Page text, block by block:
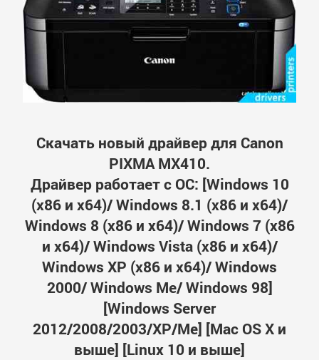
Скачать новый драйвер для Canon
PIXMA MX410.
Драйвер работает с ОС: [Windows 10
(x86 и x64)/ Windows 8.1 (x86 и x64)/
Windows 8 (x86 и x64)/ Windows 7 (x86
и x64)/ Windows Vista (x86 и x64)/
Windows XP (x86 и x64)/ Windows
2000/ Windows Me/ Windows 98]
[Windows Server
2012/2008/2003/XP/Me] [Mac OS X и
выше] [Linux 10 и выше]